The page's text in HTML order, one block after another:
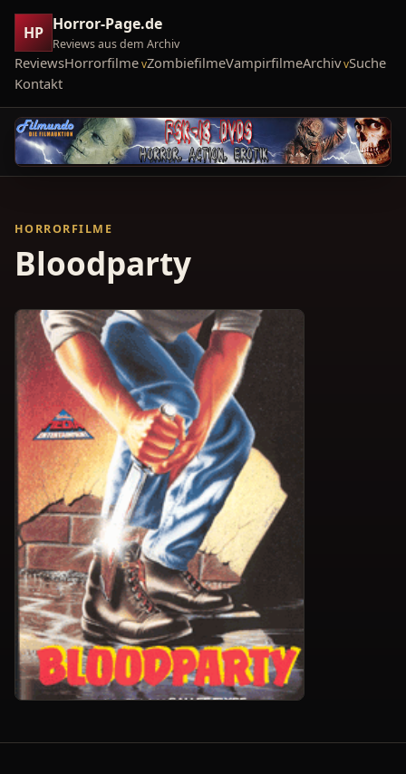
HP Horror-Page.de
Reviews aus dem Archiv
ReviewsHorrorfilme ZombiefilmeVampirfilmeArchiv Suche
Kontakt
HORRORFILME
Bloodparty